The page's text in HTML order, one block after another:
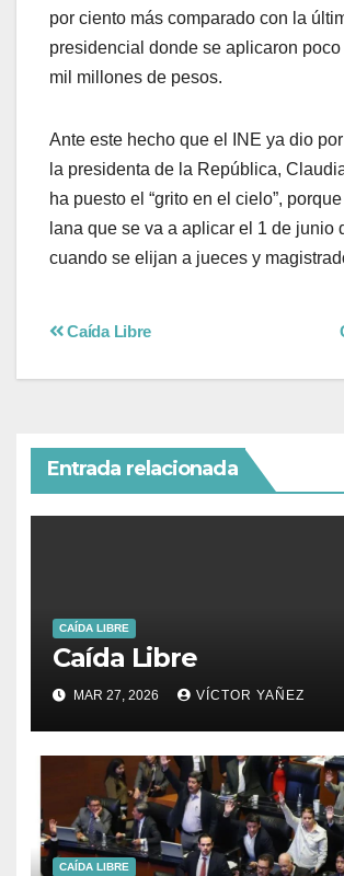
por ciento más comparado con la
presidencial donde se aplicaron
mil millones de pesos.
Ante este hecho que el INE ya dio
la presidenta de la República,
ha puesto el “grito en el cielo”,
lana que se va a aplicar el 1 de junio
cuando se elijan a jueces y
Caída Libre
Entrada relacionada
CAÍDA LIBRE
Caída Libre
MAR 27, 2026 VÍCTOR YAÑEZ
CAÍDA LIBRE